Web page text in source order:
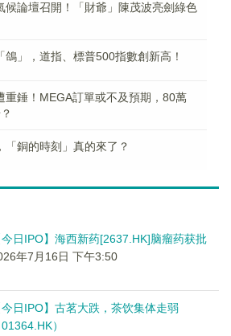
候論壇召開！「財爺」陳茂波亮劍綠色
鴿」，道指、標普500指數創新高！
重錘！MEGA訂單或不及預期，80萬
「銅的時刻」真的來了？
今日IPO】海西新药[2637.HK]脑瘤药获批
年7月16日 下午3:50
今日IPO】古茗大跌，茶饮集体走弱
01364.HK）